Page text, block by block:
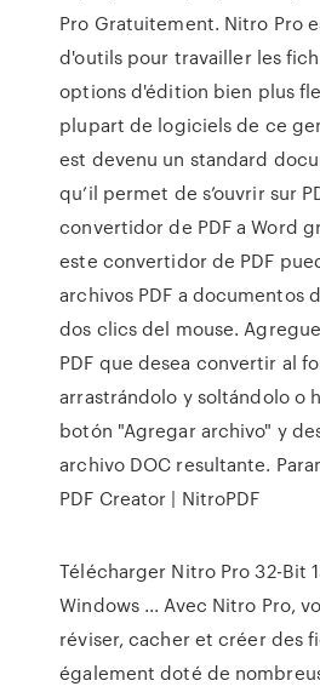
Pro Gratuitement. Nitro Pro
d'outils pour travailler les
options d'édition bien plus
plupart de logiciels de ce
est devenu un standard
qu’il permet de s’ouvrir sur
convertidor de PDF a Word
este convertidor de PDF
archivos PDF a documentos
dos clics del mouse.
PDF que desea convertir al
arrastrándolo y soltándolo o
botón "Agregar archivo" y
archivo DOC resultante.
PDF Creator | NitroPDF
Télécharger Nitro Pro 32-Bit
Windows ... Avec Nitro Pro,
réviser, cacher et créer des
également doté de